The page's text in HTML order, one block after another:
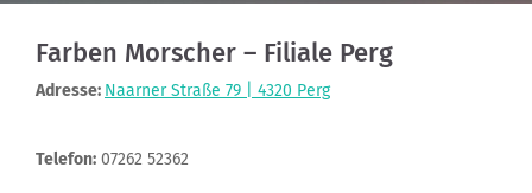
Farben Morscher – Filiale Perg
Adresse: Naarner Straße 79 | 4320 Perg
Telefon: 07262 52362